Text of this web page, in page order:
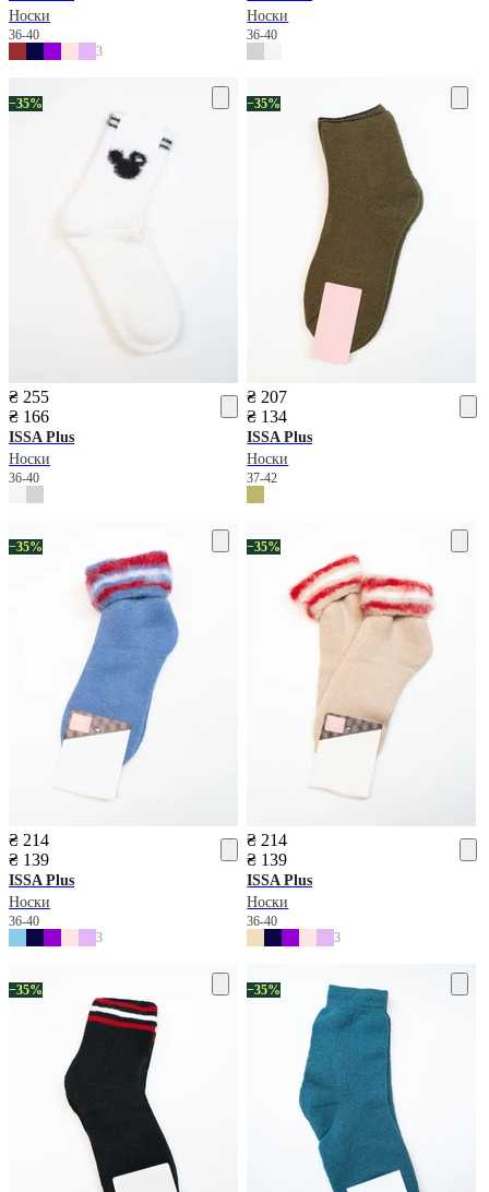
Носки
36-40
3
Носки
36-40
−35%
₴ 255
₴ 166
ISSA Plus
Носки
36-40
−35%
₴ 207
₴ 134
ISSA Plus
Носки
37-42
−35%
₴ 214
₴ 139
ISSA Plus
Носки
36-40
3
−35%
₴ 214
₴ 139
ISSA Plus
Носки
36-40
3
−35% −35%